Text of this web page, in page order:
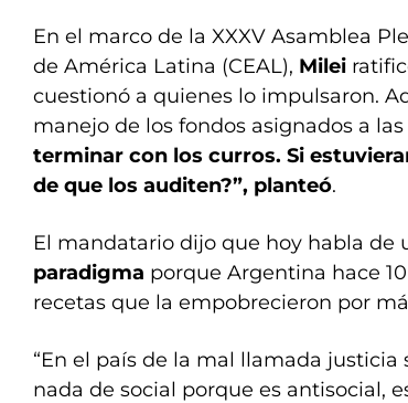
En el marco de la XXXV Asamblea
de América Latina (CEAL), Milei
cuestionó a quienes lo impulsaron.
manejo de los fondos asignados a
terminar con los curros. Si
de que los auditen?”, planteó.
El mandatario dijo que hoy habla de
paradigma porque Argentina hace
recetas que la empobrecieron por
“En el país de la mal llamada
nada de social porque es antisocial,